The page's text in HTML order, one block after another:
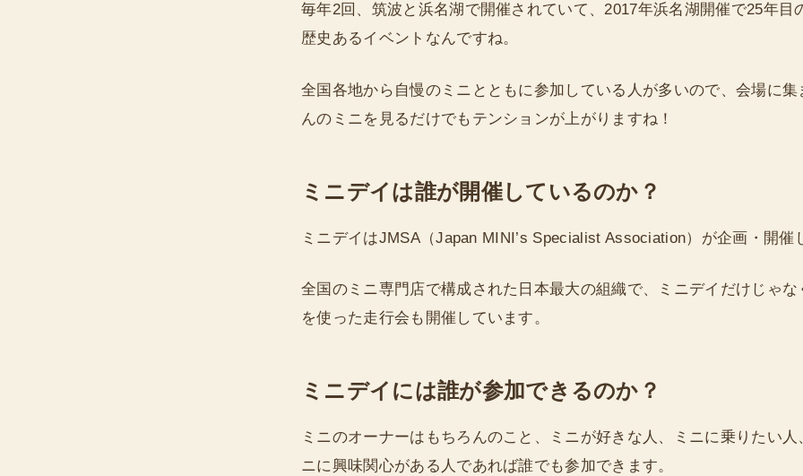
毎年2回、筑波と浜名湖で開催されていて、2017年浜名湖開催で25年目
歴史あるイベントなんですね。
全国各地から自慢のミニとともに参加している人が多いので、会場に集
んのミニを見るだけでもテンションが上がりますね！
ミニデイは誰が開催しているのか？
ミニデイはJMSA（Japan MINI’s Specialist Association）が企画・開催
全国のミニ専門店で構成された日本最大の組織で、ミニデイだけじゃな
を使った走行会も開催しています。
ミニデイには誰が参加できるのか？
ミニのオーナーはもちろんのこと、ミニが好きな人、ミニに乗りたい
ニに興味関心がある人であれば誰でも参加できます。